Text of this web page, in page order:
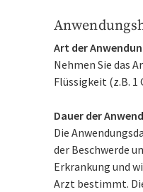
Art der
Nehmen Sie das
Flüssigkeit (z.B. 1
Dauer der
Die
der Beschwerde
Erkrankung und
Arzt bestimmt.